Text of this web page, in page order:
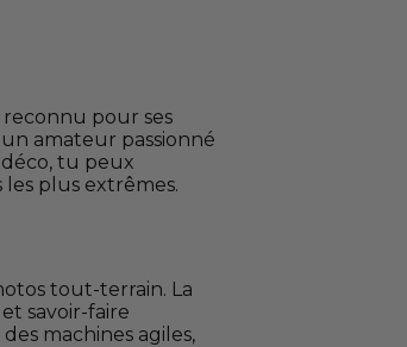
pour ses
amateur passionné
tu peux
plus extrêmes.
tout-terrain. La
savoir-faire
machines agiles,